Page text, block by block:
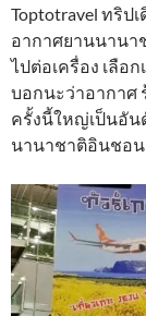
Toptotravel ทริป
อากาศยานนานา
ไปต่อเครื่อง เลือ
บอกนะว่าอากาศ
ครั้งนี้ใหญ่เป็นอัน
นานาชาติอินชอน